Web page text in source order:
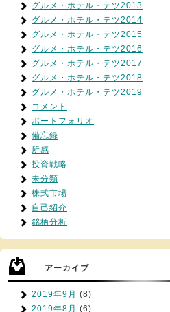
グルメ・ホテル・テツ2013
グルメ・ホテル・テツ2014
グルメ・ホテル・テツ2015
グルメ・ホテル・テツ2016
グルメ・ホテル・テツ2017
グルメ・ホテル・テツ2018
グルメ・ホテル・テツ2019
コメント
ポートフォリオ
備忘録
所感
投資戦略
未分類
株式市場
自己紹介
銘柄分析
アーカイブ
2019年9月 (8)
2019年8月 (6)